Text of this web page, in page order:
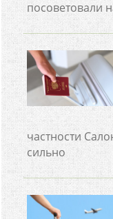
посоветовали
частности
сильно